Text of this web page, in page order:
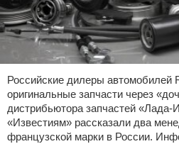
Российские дилеры автомобилей
оригинальные запчасти через
дистрибьютора запчастей
«Известиям» рассказали два
французской марки в России.